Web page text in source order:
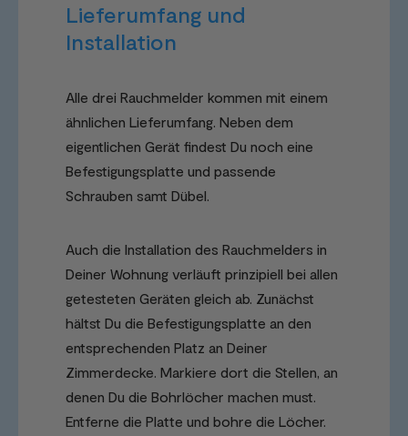
Lieferumfang und
Installation
Alle drei Rauchmelder kommen mit einem
ähnlichen Lieferumfang. Neben dem
eigentlichen Gerät findest Du noch eine
Befestigungsplatte und passende
Schrauben samt Dübel.
Auch die Installation des Rauchmelders in
Deiner Wohnung verläuft prinzipiell bei allen
getesteten Geräten gleich ab. Zunächst
hältst Du die Befestigungsplatte an den
entsprechenden Platz an Deiner
Zimmerdecke. Markiere dort die Stellen, an
denen Du die Bohrlöcher machen must.
Entferne die Platte und bohre die Löcher.